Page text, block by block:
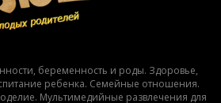
беременность и роды. Здоровье,
ребенка. Семейные отношения.
Мультимедийные развлечения для